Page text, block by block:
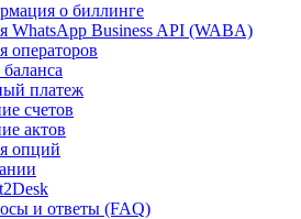
о биллинге
WhatsApp Business API (WABA)
операторов
платеж
счетов
актов
опций
и ответы (FAQ)